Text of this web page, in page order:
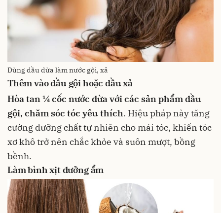
Dùng dầu dừa làm nước gội, xả
Thêm vào dầu gội hoặc dầu xả
Hòa tan ¼ cốc nước dừa với các sản phẩmdầu
gội, chăm sóc tóc yêu thích. Hiệu pháp này tăng
cường dưỡng chất tự nhiên cho mái tóc, khiến tóc
xơ khô trở nên chắc khỏe và suôn mượt, bồng
bềnh.
Làm bình xịt dưỡng ẩm